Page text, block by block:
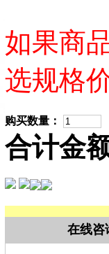
如果商
选规格
购买数量：
合计金
在线咨